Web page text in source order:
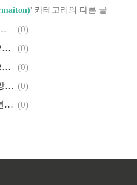
' 카테고리의 다른 글
석 기준) 불길한 꿈일까? 오히려 반전의 기회일 수도
(0)
루꼴라 키우기 완벽 가이드 (2025년 최신) 베란다 텃밭에서 키우는 이탈리안 허브 채소!
(0)
건강검진 대상자 확인 방법 (2025년 최신) 나도 국가검진 대상일까? 지금 바로 확인해보세요!
(0)
건강보험 환급금 조회 및 신청 방법 (2025년 최신) 몰라서 못 받는 돈, 지금 바로 확인하세요! (0)
내보험찾아줌 이용 방법 (2025년 최신) 숨어 있는 보험 한 번에 찾는 법, 여기서 끝내기! (0)